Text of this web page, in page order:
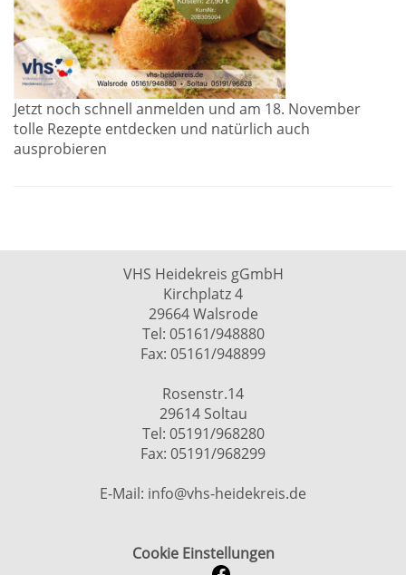
Jetzt noch schnell anmelden und am 18. November
tolle Rezepte entdecken und natürlich auch
ausprobieren
VHS Heidekreis gGmbH
Kirchplatz 4
29664 Walsrode
Tel: 05161/948880
Fax: 05161/948899
Rosenstr.14
29614 Soltau
Tel: 05191/968280
Fax: 05191/968299
E-Mail: info@vhs-heidekreis.de
Cookie Einstellungen